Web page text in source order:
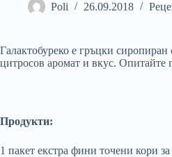
Poli 26.09.2018
Галактобуреко е гръцки
цитросов аромат и вкус. Опитайте
Продукти:
1 пакет екстра фини точени кори